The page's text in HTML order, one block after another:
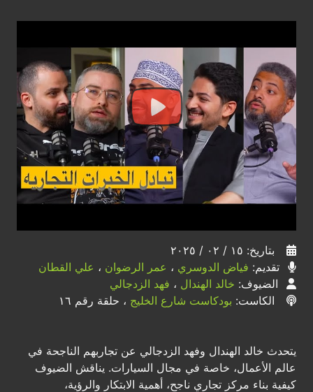
بتاريخ: ١٥ / ٠٢ / ٢٠٢٥
تقديم: فياض الدوسري ، عمر الرضوان ، علي القطان
الضيوف: خالد الهندال ، فهد الزدجالي
الكاست: بودكاست شارع الخليج ، حلقة رقم ١٦
يتحدث خالد الهندال وفهد الزدجالي عن تجاربهم الناجحة في
عالم الأعمال، خاصة في مجال السيارات. يناقش الضيوف
كيفية بناء مركز تجاري ناجح، أهمية الابتكار والرؤية،